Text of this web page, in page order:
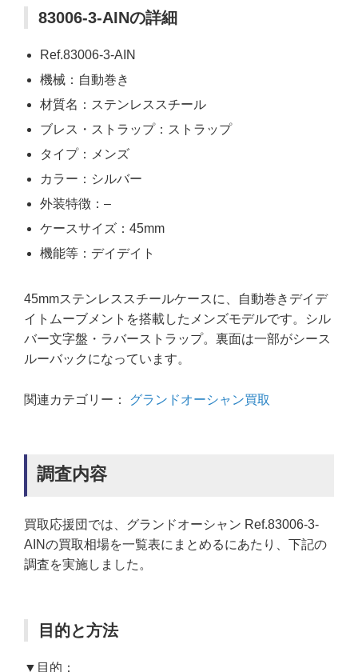
83006-3-AINの詳細
Ref.83006-3-AIN
機械：自動巻き
材質名：ステンレススチール
ブレス・ストラップ：ストラップ
タイプ：メンズ
カラー：シルバー
外装特徴：–
ケースサイズ：45mm
機能等：デイデイト
45mmステンレススチールケースに、自動巻きデイデ
イトムーブメントを搭載したメンズモデルです。シル
バー文字盤・ラバーストラップ。裏面は一部がシース
ルーバックになっています。
関連カテゴリー： グランドオーシャン買取
調査内容
買取応援団では、グランドオーシャン Ref.83006-3-
AINの買取相場を一覧表にまとめるにあたり、下記の
調査を実施しました。
目的と方法
▼目的：